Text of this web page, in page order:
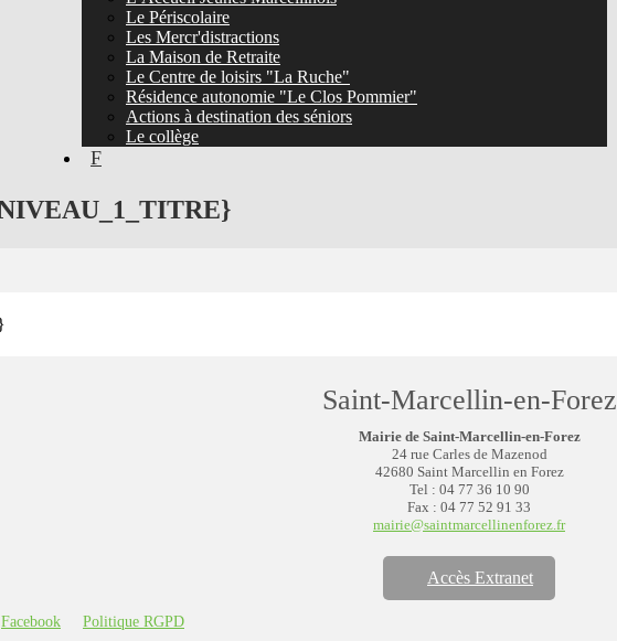
Le Périscolaire
Les Mercr'distractions
La Maison de Retraite
Le Centre de loisirs "La Ruche"
Résidence autonomie "Le Clos Pommier"
Actions à destination des séniors
Le collège
F
Saint-Marcellin-en-Forez
Mairie de Saint-Marcellin-en-Forez
24 rue Carles de Mazenod
42680 Saint Marcellin en Forez
Tel : 04 77 36 10 90
Fax : 04 77 52 91 33
mairie@saintmarcellinenforez.fr
Accès Extranet
Facebook Politique RGPD